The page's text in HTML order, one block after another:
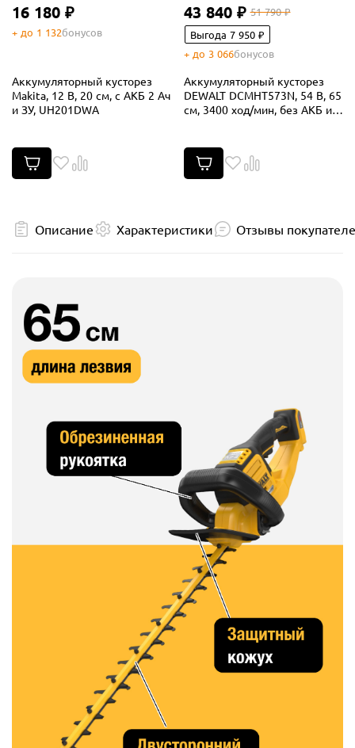
16 180 ₽
+ до 1 132бонусов
Аккумуляторный кусторез
Makita, 12 В, 20 см, с АКБ 2 Ач
и ЗУ, UH201DWA
43 840 ₽ 51 790 ₽
Выгода 7 950 ₽
+ до 3 066бонусов
Аккумуляторный кусторез
DEWALT DCMHT573N, 54 В, 65
см, 3400 ход/мин, без АКБ и
Описание Характеристики Отзывы